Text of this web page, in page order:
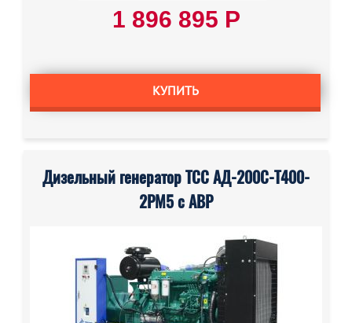
1 896 895 Р
КУПИТЬ
Дизельный генератор ТСС АД-200С-Т400-
2РМ5 с АВР